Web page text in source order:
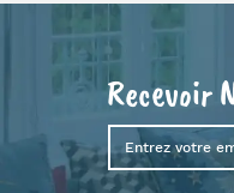
Recevoir